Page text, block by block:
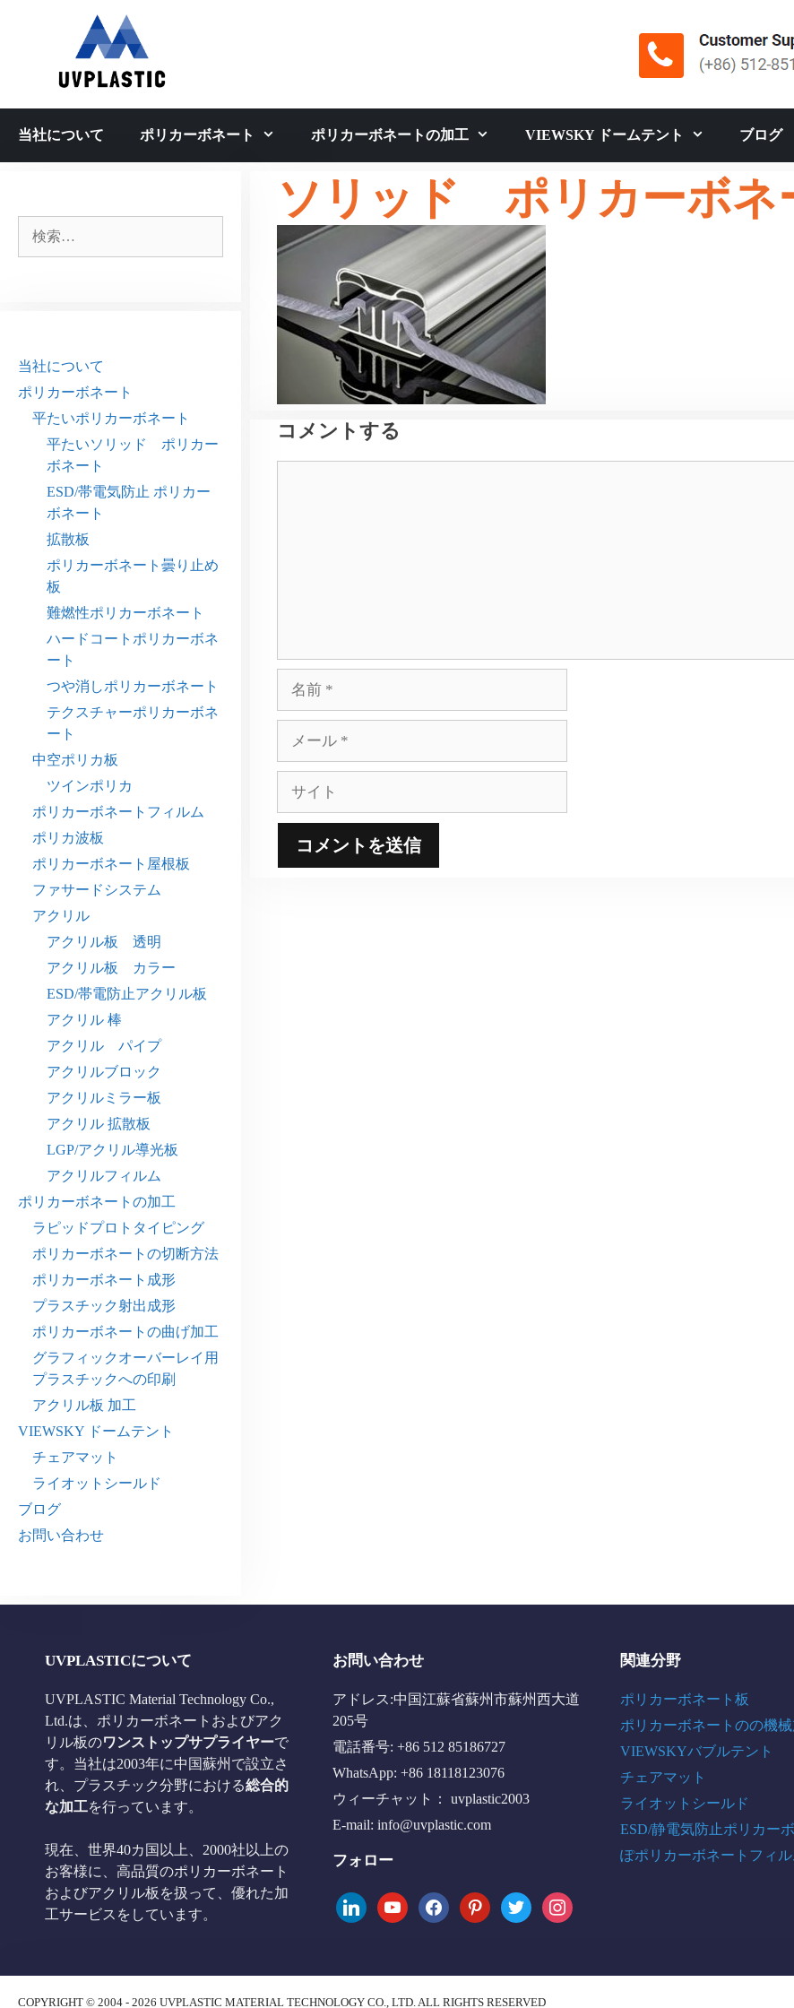
キ
当社について ポリカーボネート ポリカーボネートの加工 VIEWSKY ドームテント ブログ
ソリッド ポリカーボネ
コメントする
ル
ト
索:
当社について
ポリカーボネート
平たいポリカーボネート
平たいソリッド ポリカー
ボネート
ESD/帯電気防止 ポリカー
ボネート
拡散板
ポリカーボネート曇り止め
板
難燃性ポリカーボネート
ハードコートポリカーボネ
ート
つや消しポリカーボネート
テクスチャーポリカーボネ
ート
中空ポリカ板
ツインポリカ
ポリカーボネートフィルム
ポリカ波板
ポリカーボネート屋根板
ファサードシステム
アクリル
アクリル板 透明
アクリル板 カラー
ESD/帯電防止アクリル板
アクリル 棒
アクリル パイプ
アクリルブロック
アクリルミラー板
アクリル 拡散板
LGP/アクリル導光板
アクリルフィルム
ポリカーボネートの加工
ラピッドプロトタイピング
ポリカーボネートの切断方法
ポリカーボネート成形
プラスチック射出成形
ポリカーボネートの曲げ加工
グラフィックオーバーレイ用
プラスチックへの印刷
アクリル板 加工
VIEWSKY ドームテント
チェアマット
ライオットシールド
ブログ
お問い合わせ
UVPLASTICについて
UVPLASTIC Material Technology Co.,
Ltd.は、ポリカーボネートおよびアク
リル板のワンストップサプライヤーで
す。当社は2003年に中国蘇州で設立さ
れ、プラスチック分野における総合的
な加工を行っています。
現在、世界40カ国以上、2000社以上の
お客様に、高品質のポリカーボネート
およびアクリル板を扱って、優れた加
工サービスをしています。
お問い合わせ
アドレス:中国江蘇省蘇州市蘇州西大道
205号
電話番号: +86 512 85186727
WhatsApp: +86 18118123076
ウィーチャット： uvplastic2003
E-mail: info@uvplastic.com
フォロー
linkedinyoutubefacebookpinteresttwitter instagram
関連分野
ポリカーボネート板
ポリカーボネートのの機械
VIEWSKYバブルテント
チェアマット
ライオットシールド
ESD/静電気防止ポリカー
ぽポリカーボネートフィル
COPYRIGHT © 2004 - 2026 UVPLASTIC MATERIAL TECHNOLOGY CO., LTD. ALL RIGHTS RESERVED